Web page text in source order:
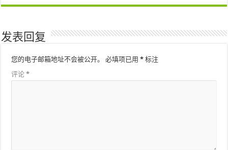
发表回复
您的电子邮箱地址不会被公开。 必填项已用* 标注
评论*